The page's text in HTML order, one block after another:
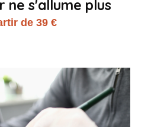
ne s'allume plus
de 39 €